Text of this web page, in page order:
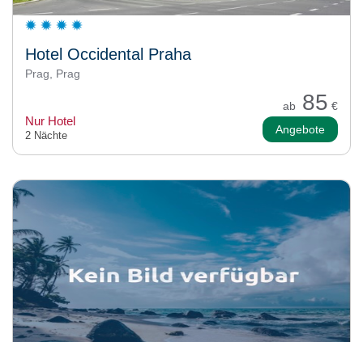
Hotel Occidental Praha
Prag, Prag
ab 85 €
Nur Hotel
2 Nächte Angebote